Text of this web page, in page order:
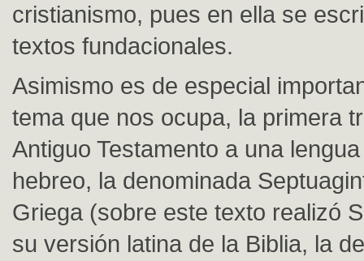
cristianismo, pues en ella se
textos fundacionales.
Asimismo es de especial
tema que nos ocupa, la primera
Antiguo Testamento a una
hebreo, la denominada
Griega (sobre este texto realizó
su versión latina de la Biblia, la